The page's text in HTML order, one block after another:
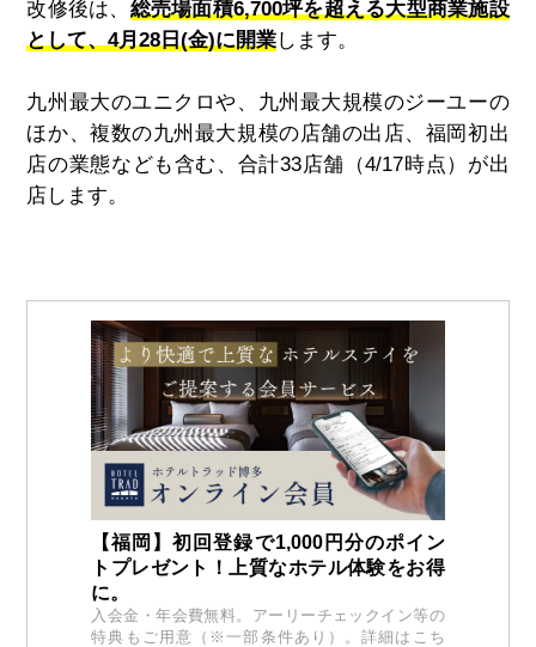
改修後は、 総売場面積6,700坪を超える大型商業施設
として、4月28日(金)に開業します。
九州最大のユニクロや、九州最大規模のジーユーの
ほか、複数の九州最大規模の店舗の出店、福岡初出
店の業態なども含む、合計33店舗（4/17時点） が出
店します。
【福岡】初回登録で1,000円分のポイン
トプレゼント！上質なホテル体験をお得
に。
入会金・年会費無料。アーリーチェックイン等の
特典もご用意（※一部条件あり）。詳細はこち